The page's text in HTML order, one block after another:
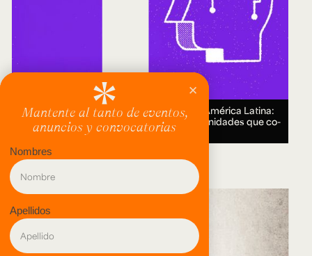
Encuentro Humanidades Digitales en América Latina:
genealogías, conocimiento abierto y comunidades que co-
crean.18 AUG 2026.
evento